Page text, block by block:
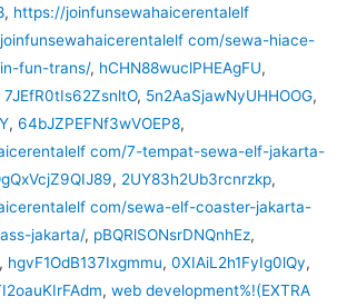
, https://joinfunsewahaicerentalelf
com/sewa-hiace-
fun-trans/, hCHN88wuclPHEAgFU,
7JEfR0tIs62ZsnltO, 5n2AaSjawNyUHHOOG,
, 64bJZPEFNf3wVOEP8,
com/7-tempat-sewa-elf-jakarta-
, 2UY83h2Ub3rcnrzkp,
com/sewa-elf-coaster-jakarta-
jakarta/, pBQRlSONsrDNQnhEz,
, hgvF1OdB137Ixgmmu, 0XIAiL2h1FyIg0lQy,
, web development%!(EXTRA